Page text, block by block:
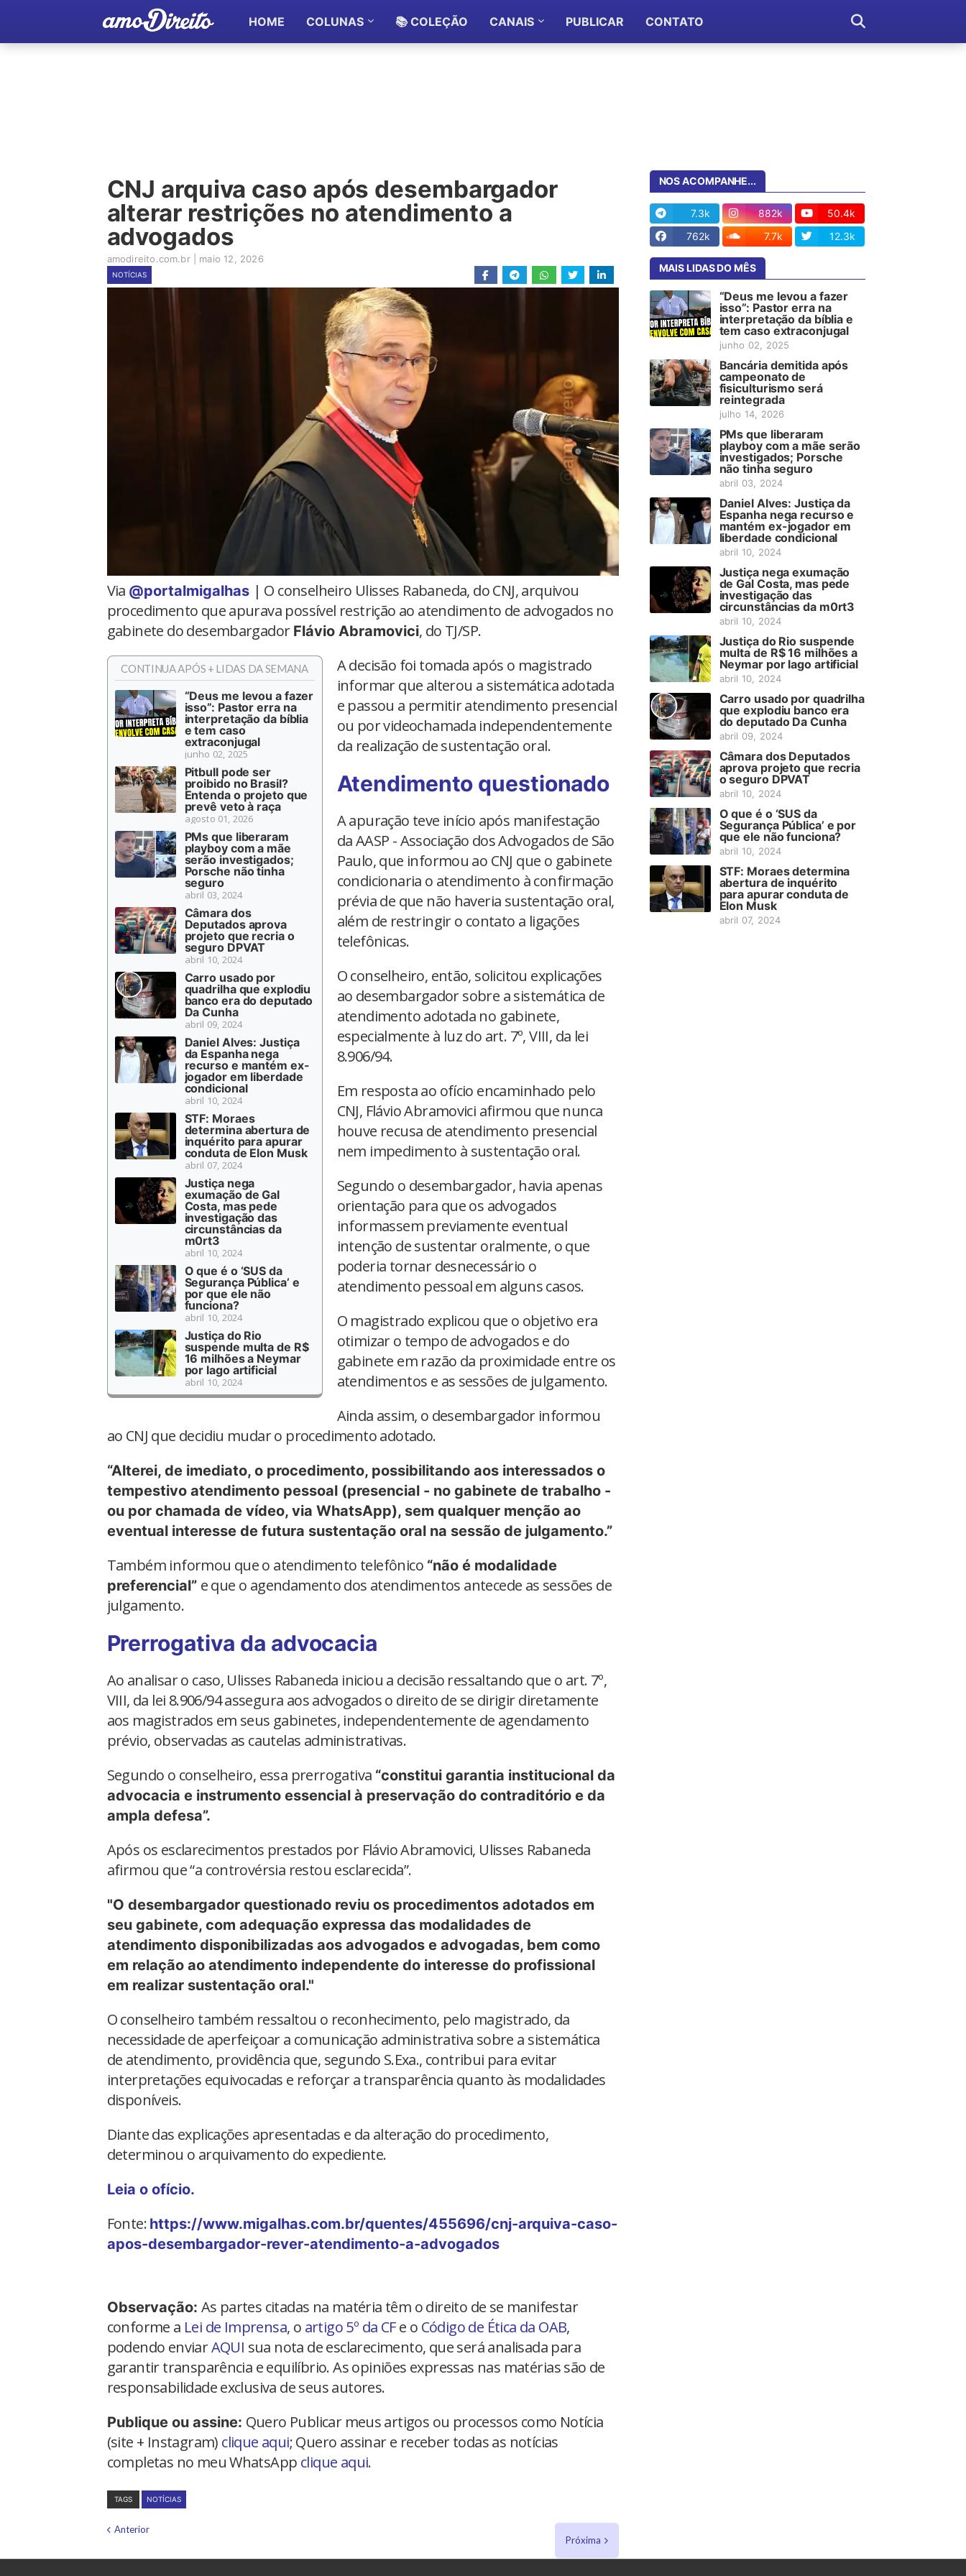
HOME COLUNAS 📚 COLEÇÃO CANAIS PUBLICAR CONTATO
CNJ arquiva caso após desembargador
alterar restrições no atendimento a
advogados
amodireito.com.br maio 12, 2026
NOTÍCIAS
Via @portalmigalhas | O conselheiro Ulisses Rabaneda, do CNJ, arquivou
procedimento que apurava possível restrição ao atendimento de advogados no
gabinete do desembargador Flávio Abramovici, do TJ/SP.
CONTINUA APÓS + LIDAS DA SEMANA
“Deus me levou a fazer
isso”: Pastor erra na
interpretação da bíblia
e tem caso
extraconjugal
junho 02, 2025
Pitbull pode ser
proibido no Brasil?
Entenda o projeto que
prevê veto à raça
agosto 01, 2026
PMs que liberaram
playboy com a mãe
serão investigados;
Porsche não tinha
seguro
abril 03, 2024
Câmara dos
Deputados aprova
projeto que recria o
seguro DPVAT
abril 10, 2024
Carro usado por
quadrilha que explodiu
banco era do deputado
Da Cunha
abril 09, 2024
Daniel Alves: Justiça
da Espanha nega
recurso e mantém ex-
jogador em liberdade
condicional
abril 10, 2024
STF: Moraes
determina abertura de
inquérito para apurar
conduta de Elon Musk
abril 07, 2024
Justiça nega
exumação de Gal
Costa, mas pede
investigação das
circunstâncias da
m0rt3
abril 10, 2024
O que é o ‘SUS da
Segurança Pública’ e
por que ele não
funciona?
abril 10, 2024
Justiça do Rio
suspende multa de R$
16 milhões a Neymar
por lago artificial
abril 10, 2024
A decisão foi tomada após o magistrado
informar que alterou a sistemática adotada
e passou a permitir atendimento presencial
ou por videochamada independentemente
da realização de sustentação oral.
Atendimento questionado
A apuração teve início após manifestação
da AASP - Associação dos Advogados de São
Paulo, que informou ao CNJ que o gabinete
condicionaria o atendimento à confirmação
prévia de que não haveria sustentação oral,
além de restringir o contato a ligações
telefônicas.
O conselheiro, então, solicitou explicações
ao desembargador sobre a sistemática de
atendimento adotada no gabinete,
especialmente à luz do art. 7º, VIII, da lei
8.906/94.
Em resposta ao ofício encaminhado pelo
CNJ, Flávio Abramovici afirmou que nunca
houve recusa de atendimento presencial
nem impedimento à sustentação oral.
Segundo o desembargador, havia apenas
orientação para que os advogados
informassem previamente eventual
intenção de sustentar oralmente, o que
poderia tornar desnecessário o
atendimento pessoal em alguns casos.
O magistrado explicou que o objetivo era
otimizar o tempo de advogados e do
gabinete em razão da proximidade entre os
atendimentos e as sessões de julgamento.
Ainda assim, o desembargador informou
ao CNJ que decidiu mudar o procedimento adotado.
“Alterei, de imediato, o procedimento, possibilitando aos interessados o
tempestivo atendimento pessoal (presencial - no gabinete de trabalho -
ou por chamada de vídeo, via WhatsApp), sem qualquer menção ao
eventual interesse de futura sustentação oral na sessão de julgamento.”
Também informou que o atendimento telefônico “não é modalidade
preferencial” e que o agendamento dos atendimentos antecede as sessões de
julgamento.
Prerrogativa da advocacia
Ao analisar o caso, Ulisses Rabaneda iniciou a decisão ressaltando que o art. 7º,
VIII, da lei 8.906/94 assegura aos advogados o direito de se dirigir diretamente
aos magistrados em seus gabinetes, independentemente de agendamento
prévio, observadas as cautelas administrativas.
Segundo o conselheiro, essa prerrogativa “constitui garantia institucional da
advocacia e instrumento essencial à preservação do contraditório e da
ampla defesa”.
Após os esclarecimentos prestados por Flávio Abramovici, Ulisses Rabaneda
afirmou que “a controvérsia restou esclarecida”.
"O desembargador questionado reviu os procedimentos adotados em
seu gabinete, com adequação expressa das modalidades de
atendimento disponibilizadas aos advogados e advogadas, bem como
em relação ao atendimento independente do interesse do profissional
em realizar sustentação oral."
O conselheiro também ressaltou o reconhecimento, pelo magistrado, da
necessidade de aperfeiçoar a comunicação administrativa sobre a sistemática
de atendimento, providência que, segundo S.Exa., contribui para evitar
interpretações equivocadas e reforçar a transparência quanto às modalidades
disponíveis.
Diante das explicações apresentadas e da alteração do procedimento,
determinou o arquivamento do expediente.
Leia o ofício.
Fonte: https://www.migalhas.com.br/quentes/455696/cnj-arquiva-caso-
apos-desembargador-rever-atendimento-a-advogados
Observação: As partes citadas na matéria têm o direito de se manifestar
conforme a Lei de Imprensa, o artigo 5º da CFe o Código de Ética da OAB,
podendo enviarAQUI sua nota de esclarecimento, que será analisada para
garantir transparência e equilíbrio. As opiniões expressas nas matérias são de
responsabilidade exclusiva de seus autores.
Publique ou assine: Quero Publicar meus artigos ou processos como Notícia
(site + Instagram) clique aqui; Quero assinar e receber todas as notícias
completas no meu WhatsApp clique aqui.
TAGS NOTÍCIAS
Anterior
Próxima
NOS ACOMPANHE...
7.3k 882k
50.4k
762k
7.7k 12.3k
MAIS LIDAS DO MÊS
“Deus me levou a fazer
isso”: Pastor erra na
interpretação da bíblia e
tem caso extraconjugal
junho 02, 2025
Bancária demitida após
campeonato de
fisiculturismo será
reintegrada
julho 14, 2026
PMs que liberaram
playboy com a mãe serão
investigados; Porsche
não tinha seguro
abril 03, 2024
Daniel Alves: Justiça da
Espanha nega recurso e
mantém ex-jogador em
liberdade condicional
abril 10, 2024
Justiça nega exumação
de Gal Costa, mas pede
investigação das
circunstâncias da m0rt3
abril 10, 2024
Justiça do Rio suspende
multa de R$ 16 milhões a
Neymar por lago artificial
abril 10, 2024
Carro usado por quadrilha
que explodiu banco era
do deputado Da Cunha
abril 09, 2024
Câmara dos Deputados
aprova projeto que recria
o seguro DPVAT
abril 10, 2024
O que é o ‘SUS da
Segurança Pública’ e por
que ele não funciona?
abril 10, 2024
STF: Moraes determina
abertura de inquérito
para apurar conduta de
Elon Musk
abril 07, 2024